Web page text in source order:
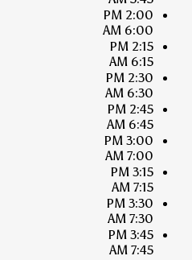
2:00 PM
6:00 AM
2:15 PM
6:15 AM
2:30 PM
6:30 AM
2:45 PM
6:45 AM
3:00 PM
7:00 AM
3:15 PM
7:15 AM
3:30 PM
7:30 AM
3:45 PM
7:45 AM